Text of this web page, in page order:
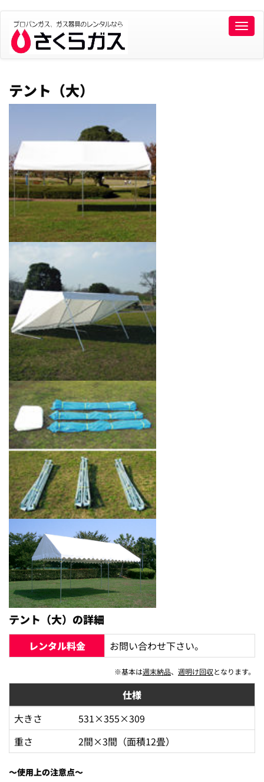
Toggle
テント（大）
テント（大）の詳細
レンタル料金 お問い合わせ下さい。
※基本は週末納品、 週明け回収となります。
仕様
大きさ
531×355×309
重さ
2間×3間（面積12畳）
～使用上の注意点～